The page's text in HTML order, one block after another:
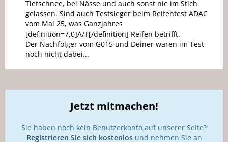
Tiefschnee, bei Nässe und auch sonst nie im Stich
gelassen. Sind auch Testsieger beim Reifentest ADAC
vom Mai 25, was Ganzjahres
[definition=7,0]A/T[/definition] Reifen betrifft.
Der Nachfolger vom G015 und Deiner waren im Test
noch nicht dabei...
Jetzt mitmachen!
Sie haben noch kein Benutzerkonto auf unserer Seite?
Registrieren Sie sich kostenlosund nehmen Sie an